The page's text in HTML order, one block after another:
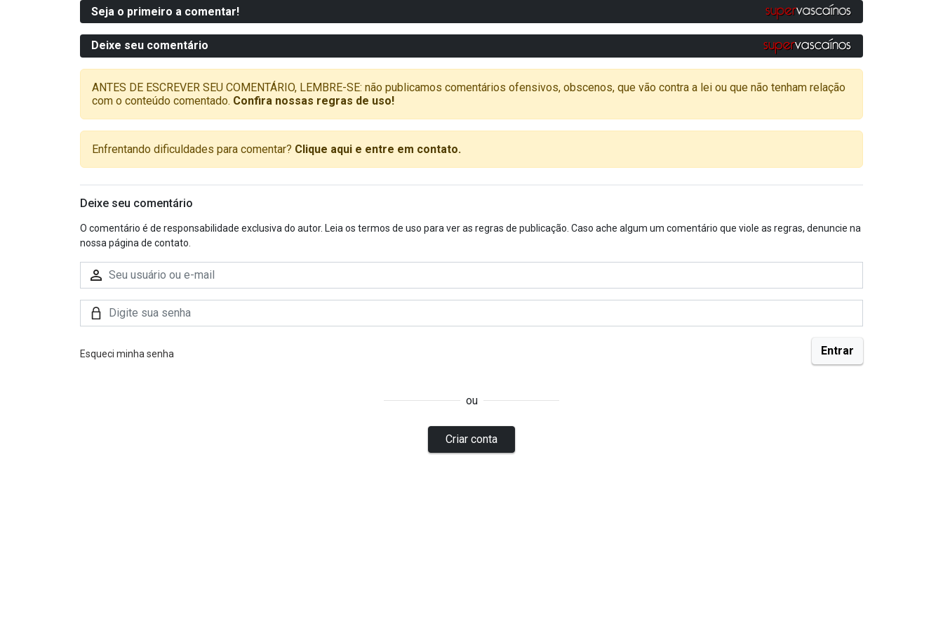
Seja o primeiro a comentar!
Deixe seu comentário
ANTES DE ESCREVER SEU COMENTÁRIO, LEMBRE-SE: não publicamos comentários ofensivos, obscenos, que vão contra a lei ou que não tenham relação
com o conteúdo comentado. Confira nossas regras de uso!
Enfrentando dificuldades para comentar? Clique aqui e entre em contato.
Deixe seu comentário
O comentário é de responsabilidade exclusiva do autor. Leia os termos de uso para ver as regras de publicação. Caso ache algum um comentário que viole as regras, denuncie na
nossa página de contato.
Esqueci minha senha
ou
Criar conta